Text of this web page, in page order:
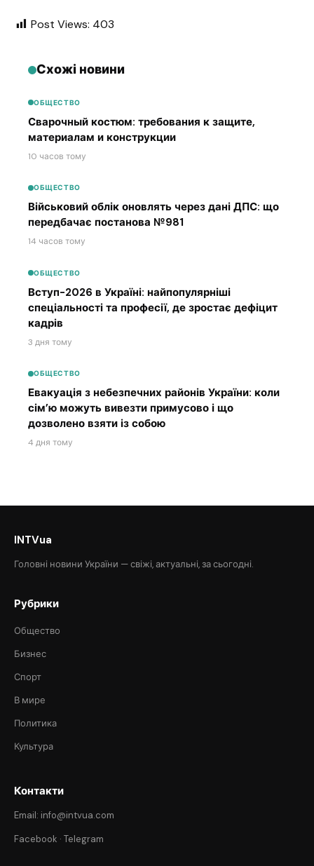
Post Views: 403
Схожі новини
ОБЩЕСТВО
Сварочный костюм: требования к защите,
материалам и конструкции
10 часов тому
ОБЩЕСТВО
Військовий облік оновлять через дані ДПС: що
передбачає постанова №981
14 часов тому
ОБЩЕСТВО
Вступ-2026 в Україні: найпопулярніші
спеціальності та професії, де зростає дефіцит
кадрів
3 дня тому
ОБЩЕСТВО
Евакуація з небезпечних районів України: коли
сім’ю можуть вивезти примусово і що
дозволено взяти із собою
4 дня тому
INTVua
Головні новини України — свіжі, актуальні, за сьогодні.
Рубрики
Общество
Бизнес
Спорт
В мире
Политика
Культура
Контакти
Email: info@intvua.com
Facebook · Telegram